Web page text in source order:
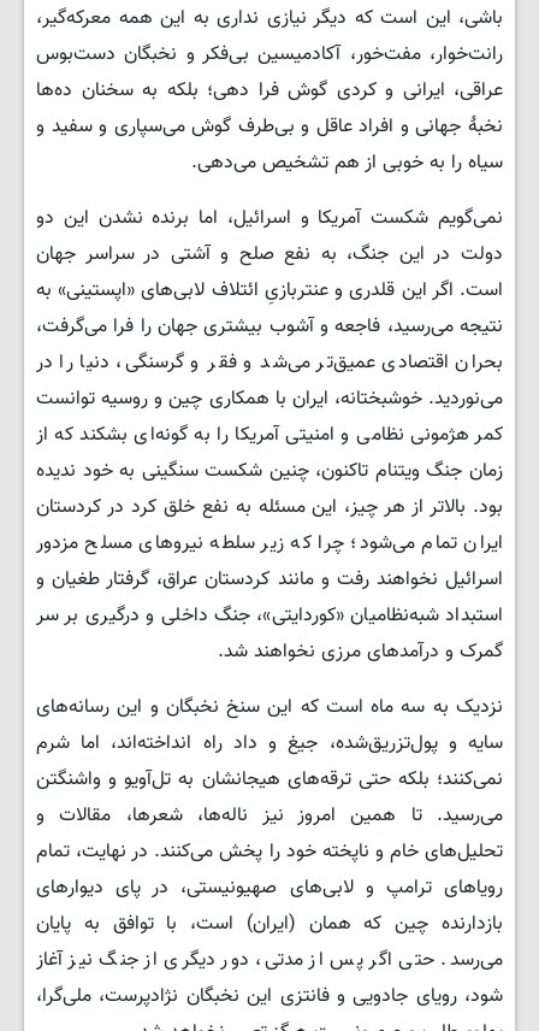
باشی، این است که دیگر نیازی نداری به این همه معرکه‌گیر،
رانت‌خوار، مفت‌خور، آکادمیسین بی‌فکر و نخبگان دست‌بوس
عراقی، ایرانی و کردی گوش فرا دهی؛ بلکه به سخنان ده‌ها
نخبۀ جهانی و افراد عاقل و بی‌طرف گوش می‌سپاری و سفید و
سیاه را به خوبی از هم تشخیص می‌دهی.
نمی‌گویم شکست آمریکا و اسرائیل، اما برنده نشدن این دو
دولت در این جنگ، به نفع صلح و آشتی در سراسر جهان
است. اگر این قلدری و عنتربازیِ ائتلاف لابی‌های «اپستینی» به
نتیجه می‌رسید، فاجعه و آشوب بیشتری جهان را فرا می‌گرفت،
بحران اقتصادی عمیق‌تر می‌شد و فقر و گرسنگی، دنیا را در
می‌نوردید. خوشبختانه، ایران با همکاری چین و روسیه توانست
کمر هژمونی نظامی و امنیتی آمریکا را به گونه‌ای بشکند که از
زمان جنگ ویتنام تاکنون، چنین شکست سنگینی به خود ندیده
بود. بالاتر از هر چیز، این مسئله به نفع خلق کرد در کردستان
ایران تمام می‌شود؛ چرا که زیر سلطه نیروهای مسلح مزدور
اسرائیل نخواهند رفت و مانند کردستان عراق، گرفتار طغیان و
استبداد شبه‌نظامیان «کوردایتی»، جنگ داخلی و درگیری بر سر
گمرک و درآمدهای مرزی نخواهند شد.
نزدیک به سه ماه است که این سنخ نخبگان و این رسانه‌های
سایه و پول‌تزریق‌شده، جیغ و داد راه انداخته‌اند، اما شرم
نمی‌کنند؛ بلکه حتی ترقه‌های هیجانشان به تل‌آویو و واشنگتن
می‌رسید. تا همین امروز نیز ناله‌ها، شعرها، مقالات و
تحلیل‌های خام و ناپخته خود را پخش می‌کنند. در نهایت، تمام
رویاهای ترامپ و لابی‌های صهیونیستی، در پای دیوارهای
بازدارنده چین که همان (ایران) است، با توافق به پایان
می‌رسد. حتی اگر پس از مدتی، دور دیگری از جنگ نیز آغاز
شود، رویای جادویی و فانتزی این نخبگان نژادپرست، ملی‌گرا،